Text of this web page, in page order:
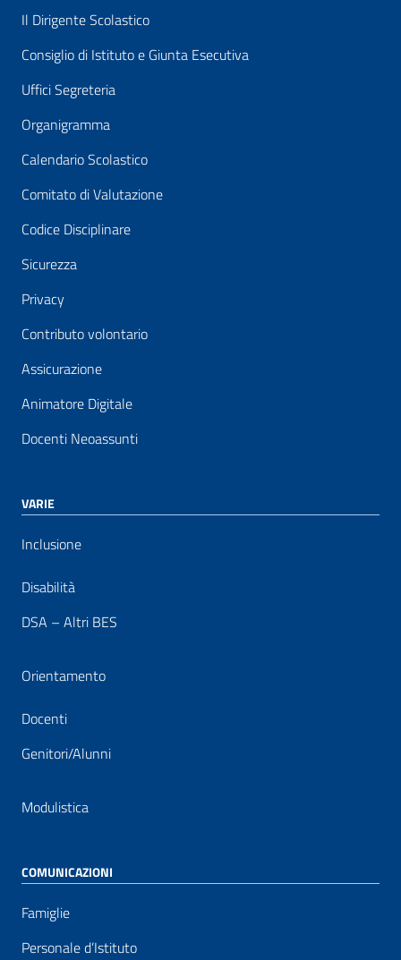
Il Dirigente Scolastico
Consiglio di Istituto e Giunta Esecutiva
Uffici Segreteria
Organigramma
Calendario Scolastico
Comitato di Valutazione
Codice Disciplinare
Sicurezza
Privacy
Contributo volontario
Assicurazione
Animatore Digitale
Docenti Neoassunti
VARIE
Inclusione
Disabilità
DSA – Altri BES
Orientamento
Docenti
Genitori/Alunni
Modulistica
COMUNICAZIONI
Famiglie
Personale d’Istituto